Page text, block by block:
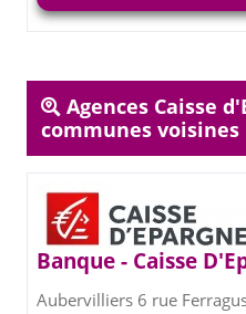
Agences Caisse
communes voisines
Banque - Caisse
Aubervilliers 6 rue